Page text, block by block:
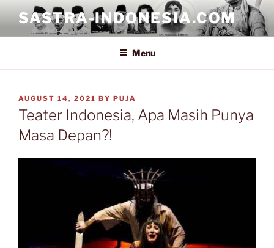
content
SASTRA-INDONESIA.COM
Menu
POSTED
ON
AUGUST 14, 2021 BY PUJA
Teater Indonesia, Apa Masih Punya
Masa Depan?!